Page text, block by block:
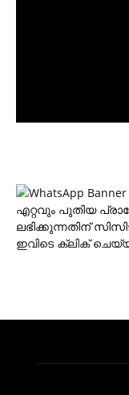
എറ്റവും പുതിയ
ലഭിക്കുന്നതിന്
ഇവിടെ ക്ലിക്